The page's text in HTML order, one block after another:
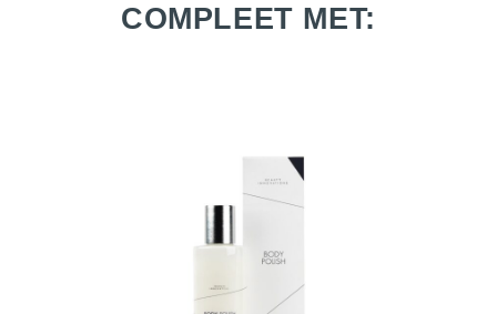
COMPLEET MET: